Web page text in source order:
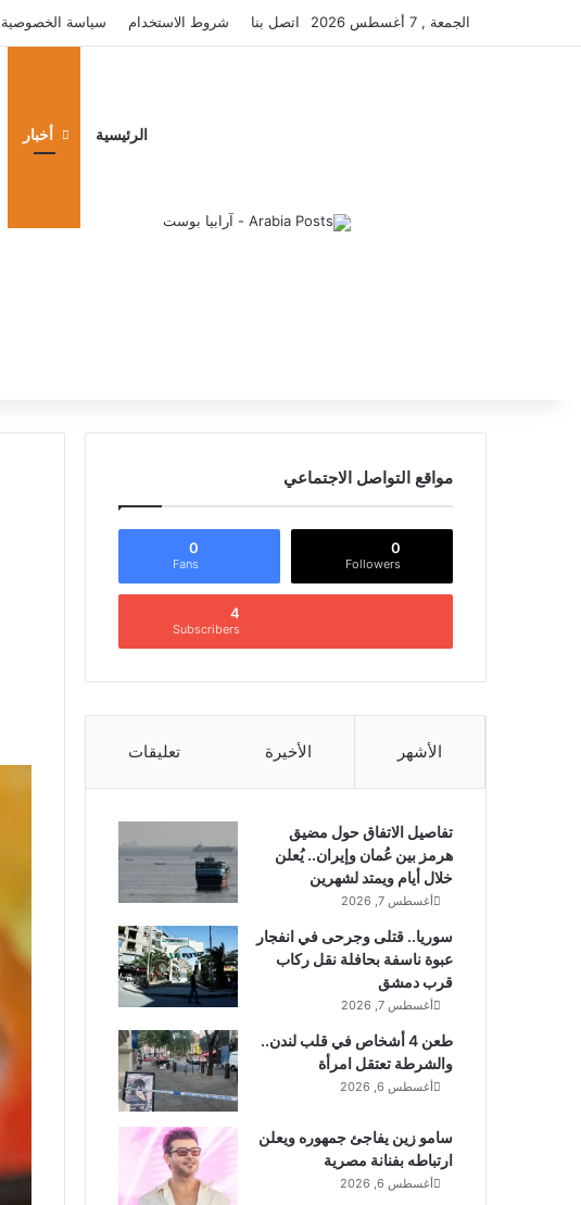
الجمعة , 7 أغسطس 2026 اتصل بنا شروط الاستخدام سياسة الخصوصية
الرئيسية أخبار
مواقع التواصل الاجتماعي
0
Fans
0
Followers
4
Subscribers
الأشهر الأخيرة تعليقات
تفاصيل الاتفاق حول مضيق
هرمز بين عُمان وإيران.. يُعلن
خلال أيام ويمتد لشهرين
أغسطس 7, 2026
سوريا.. قتلى وجرحى في انفجار
عبوة ناسفة بحافلة نقل ركاب
قرب دمشق
أغسطس 7, 2026
طعن 4 أشخاص في قلب لندن..
والشرطة تعتقل امرأة
أغسطس 6, 2026
سامو زين يفاجئ جمهوره ويعلن
ارتباطه بفنانة مصرية
أغسطس 6, 2026